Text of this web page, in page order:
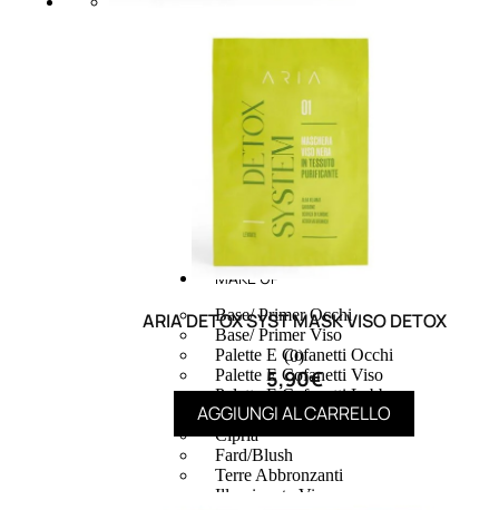
MAKE UP
Base/ Primer Occhi
Base/ Primer Viso
Palette E Cofanetti Occhi
Palette E Cofanetti Viso
Palette E Cofanetti Labbra
Fondotinta
Cipria
Fard/Blush
Terre Abbronzanti
Illuminante Viso
ARIA DETOX SYST MASK VISO DETOX
(0)
5,90€
AGGIUNGI AL CARRELLO